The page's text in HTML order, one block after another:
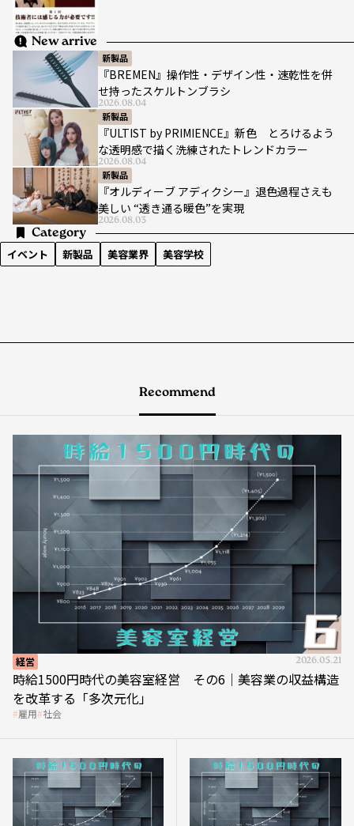
New arrive
新製品
『BREMEN』操作性・デザイン性・速乾性を併
せ持ったスケルトンブラシ
2026.08.04
新製品
『ULTIST by PRIMIENCE』新色 とろけるよう
な透明感で描く洗練されたトレンドカラー
2026.08.04
新製品
『オルディーブ アディクシー』退色過程さえも
美しい “透き通る暖色”を実現
2026.08.03
Category
イベント 新製品 美容業界 美容学校
Recommend
経営 2026.05.21
時給1500円時代の美容室経営 その6｜美容業の収益構造
を改革する「多次元化」
雇用 社会